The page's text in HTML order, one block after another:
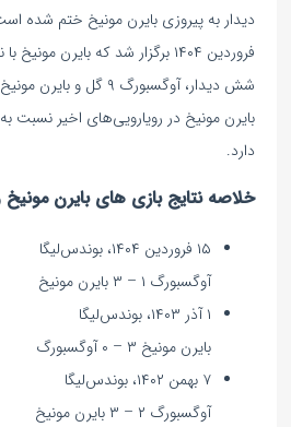
بایرن مونیخ در رویارویی‌های اخیر نسبت
دارد.
خلاصه نتایج بازی های بایرن مونیخ
۱۵ فروردین ۱۴۰۴، بوندس‌لیگا
آوگسبورگ ۱ – ۳ بایرن مونیخ
۱ آذر ۱۴۰۳، بوندس‌لیگا
بایرن مونیخ ۳ – ۰ آوگسبورگ
۷ بهمن ۱۴۰۲، بوندس‌لیگا
آوگسبورگ ۲ – ۳ بایرن مونیخ